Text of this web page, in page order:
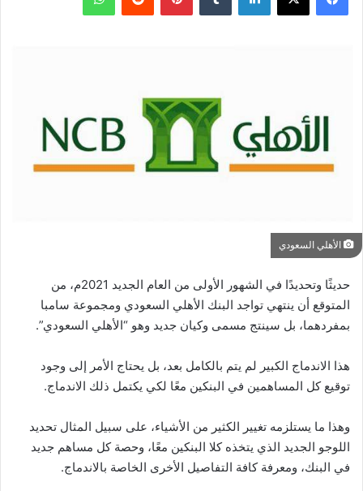
الأهلي السعودي
حديثًا وتحديدًا في الشهور الأولى من العام الجديد 2021م، من
المتوقع أن ينتهي تواجد البنك الأهلي السعودي ومجموعة سامبا
بمفردهما، بل سينتج مسمى وكيان جديد وهو “الأهلي السعودي”.
هذا الاندماج الكبير لم يتم بالكامل بعد، بل يحتاج الأمر إلى وجود
توقيع كل المساهمين في البنكين معًا لكي يكتمل ذلك الاندماج.
وهذا ما يستلزمه تغيير الكثير من الأشياء، على سبيل المثال تحديد
اللوجو الجديد الذي يتخذه كلا البنكين معًا، وحصة كل مساهم جديد
في البنك، ومعرفة كافة التفاصيل الأخرى الخاصة بالاندماج.